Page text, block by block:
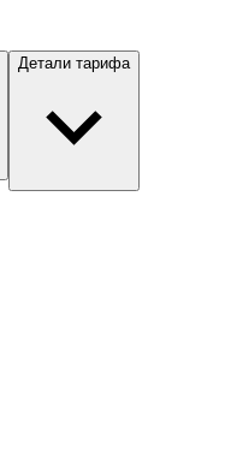
Детали тарифа